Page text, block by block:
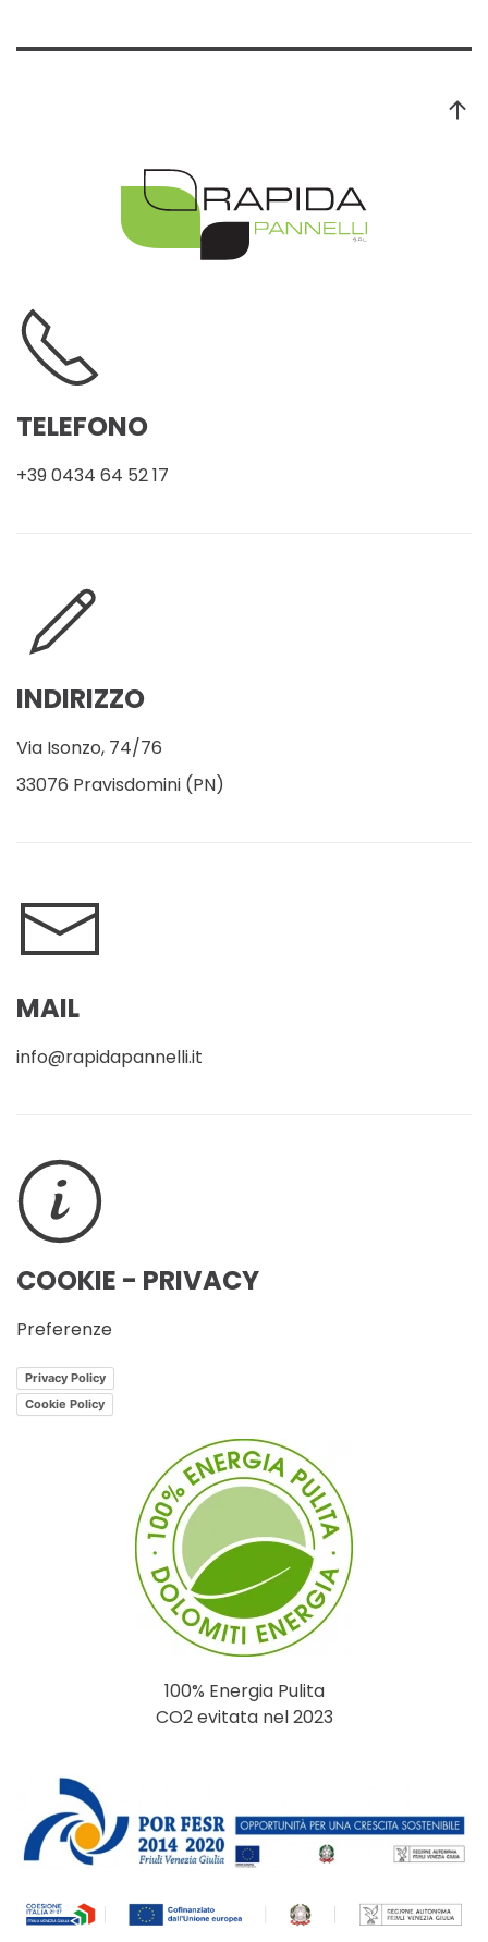
TELEFONO
+39 0434 64 52 17
INDIRIZZO
Via Isonzo, 74/76
33076 Pravisdomini (PN)
MAIL
info@rapidapannelli.it
COOKIE - PRIVACY
Preferenze
Privacy Policy
Cookie Policy
100% Energia Pulita
CO2 evitata nel 2023